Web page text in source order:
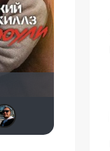
Анюта*-*